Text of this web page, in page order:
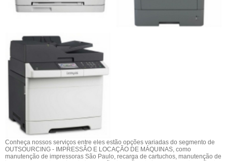
Conheça nossos serviços entre eles estão opções variadas do segmento de
OUTSOURCING - IMPRESSÃO E LOCAÇÃO DE MÁQUINAS, como
manutenção de impressoras São Paulo, recarga de cartuchos, manutenção de